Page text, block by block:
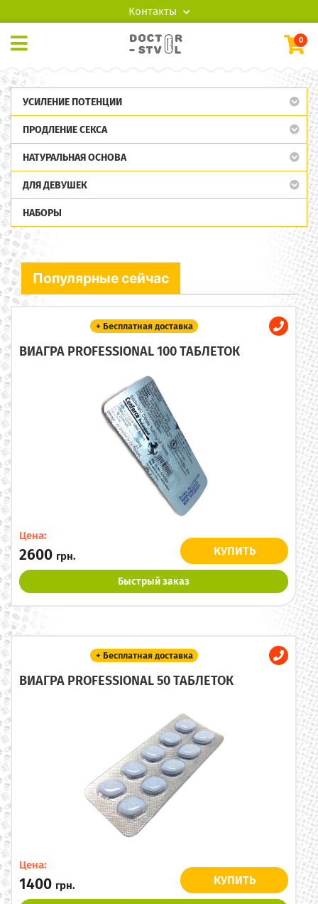
Контакты
0
УСИЛЕНИЕ ПОТЕНЦИИ
ПРОДЛЕНИЕ СЕКСА
НАТУРАЛЬНАЯ ОСНОВА
ДЛЯ ДЕВУШЕК
НАБОРЫ
Популярные сейчас
+ Бесплатная доставка
ВИАГРА PROFESSIONAL 100 ТАБЛЕТОК
Цена:
2600 грн. КУПИТЬ
Быстрый заказ
+ Бесплатная доставка
ВИАГРА PROFESSIONAL 50 ТАБЛЕТОК
Цена:
1400 грн. КУПИТЬ